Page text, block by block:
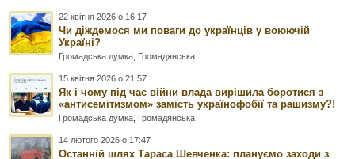
22 квітня 2026 о 16:17
Чи діждемося ми поваги до українців у воюючій
Україні?
Громадська думка Громадянська
15 квітня 2026 о 21:57
Як і чому під час війни влада вирішила боротися з
«антисемітизмом» замість українофобії та рашизму?!
Громадська думка Громадянська
14 лютого 2026 о 17:47
Останній шлях Тараса Шевченка: плануємо заходи з